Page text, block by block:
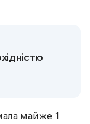
майже 1